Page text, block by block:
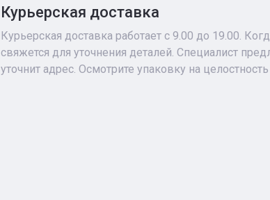
Курьерская доставка
Курьерская доставка работает с 9.00 до 19.00.
свяжется для уточнения деталей. Специалист
уточнит адрес. Осмотрите упаковку на